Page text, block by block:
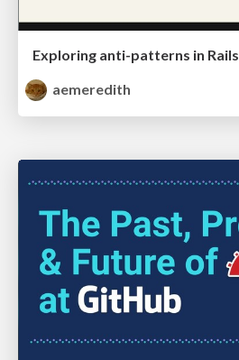
Exploring anti-patterns in Rails
aemeredith